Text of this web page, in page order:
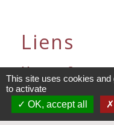
Liens
Mayenne-
Département de la
Préfecture de La
This site uses cookies
to activate
OK, accept all